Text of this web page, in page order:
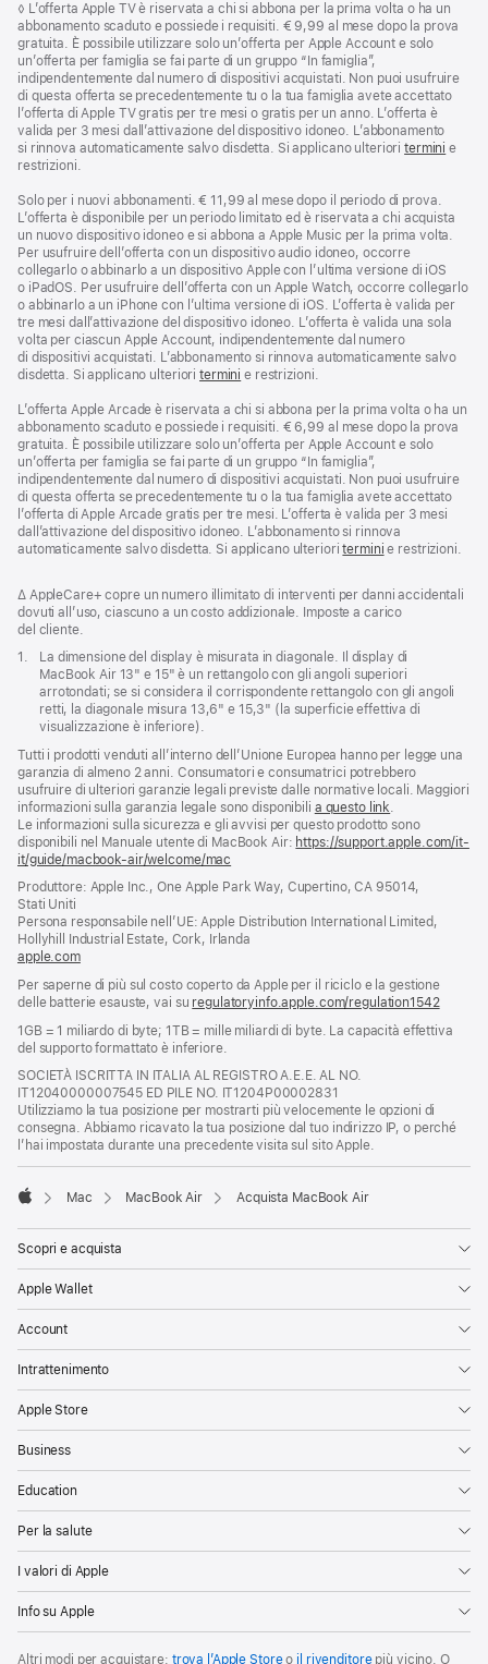
Nota
◊ L’offerta Apple TV è riservata a chi si abbona per la prima volta o ha un
abbonamento scaduto e possiede i requisiti. € 9,99 al mese dopo la prova
gratuita. È possibile utilizzare solo un’offerta per Apple Account e solo
un’offerta per famiglia se fai parte di un gruppo “In famiglia”,
indipendentemente dal numero di dispositivi acquistati. Non puoi usufruire
di questa offerta se precedentemente tu o la tua famiglia avete accettato
l’offerta di Apple TV gratis per tre mesi o gratis per un anno. L’offerta è
valida per 3 mesi dall’attivazione del dispositivo idoneo. L’abbonamento
si rinnova automaticamente salvo disdetta. Si applicano ulterioritermini e
restrizioni.
Solo per i nuovi abbonamenti. € 11,99 al mese dopo il periodo di prova.
L’offerta è disponibile per un periodo limitato ed è riservata a chi acquista
un nuovo dispositivo idoneo e si abbona a Apple Music per la prima volta.
Per usufruire dell’offerta con un dispositivo audio idoneo, occorre
collegarlo o abbinarlo a un dispositivo Apple con l’ultima versione di iOS
o iPadOS. Per usufruire dell’offerta con un Apple Watch, occorre collegarlo
o abbinarlo a un iPhone con l’ultima versione di iOS. L’offerta è valida per
tre mesi dall’attivazione del dispositivo idoneo. L’offerta è valida una sola
volta per ciascun Apple Account, indipendentemente dal numero
di dispositivi acquistati. L’abbonamento si rinnova automaticamente salvo
disdetta. Si applicano ulterioritermini e restrizioni.
L’offerta Apple Arcade è riservata a chi si abbona per la prima volta o ha un
abbonamento scaduto e possiede i requisiti. € 6,99 al mese dopo la prova
gratuita. È possibile utilizzare solo un’offerta per Apple Account e solo
un’offerta per famiglia se fai parte di un gruppo “In famiglia”,
indipendentemente dal numero di dispositivi acquistati. Non puoi usufruire
di questa offerta se precedentemente tu o la tua famiglia avete accettato
l’offerta di Apple Arcade gratis per tre mesi. L’offerta è valida per 3 mesi
dall’attivazione del dispositivo idoneo. L’abbonamento si rinnova
automaticamente salvo disdetta. Si applicano ulterioritermini e restrizioni.
Nota
∆ AppleCare+ copre un numero illimitato di interventi per danni accidentali
dovuti all’uso, ciascuno a un costo addizionale. Imposte a carico
del cliente.
Nota
1.
La dimensione del display è misurata in diagonale. Il display di
MacBook Air 13" e 15" è un rettangolo con gli angoli superiori
arrotondati; se si considera il corrispondente rettangolo con gli angoli
retti, la diagonale misura 13,6" e 15,3" (la superficie effettiva di
visualizzazione è inferiore).
Tutti i prodotti venduti all’interno dell’Unione Europea hanno per legge una
garanzia di almeno 2 anni. Consumatori e consumatrici potrebbero
usufruire di ulteriori garanzie legali previste dalle normative locali. Maggiori
informazioni sulla garanzia legale sono disponibili a questo link.
Le informazioni sulla sicurezza e gli avvisi per questo prodotto sono
disponibili nel Manuale utente di MacBook Air: https://support.apple.com/it-
it/guide/macbook-air/welcome/mac
apre
una
nuova
finestra)
Produttore: Apple Inc., One Apple Park Way, Cupertino, CA 95014,
Stati Uniti
Persona responsabile nell’UE: Apple Distribution International Limited,
Hollyhill Industrial Estate, Cork, Irlanda
apple.com(si
una
nuova
finestra)
Per saperne di più sul costo coperto da Apple per il riciclo e la gestione
delle batterie esauste, vai su regulatoryinfo.apple.com/regulation1542(si
una
1GB = 1 miliardo di byte; 1TB = mille miliardi di byte. La capacità effettiva
del supporto formattato è inferiore.
SOCIETÀ ISCRITTA IN ITALIA AL REGISTRO A.E.E. AL NO.
IT12040000007545 ED PILE NO. IT1204P00002831
Utilizziamo la tua posizione per mostrarti più velocemente le opzioni di
consegna. Abbiamo ricavato la tua posizione dal tuo indirizzo IP, o perché
l’hai impostata durante una precedente visita sul sito Apple.
Mac MacBook Air Acquista MacBook Air
Scopri e acquista
Apple Wallet
Account
Intrattenimento
Apple Store
Business
Education
Per la salute
I valori di Apple
Info su Apple
Altri modi per acquistare: trova l’Apple Storeo il rivenditorepiù vicino. O